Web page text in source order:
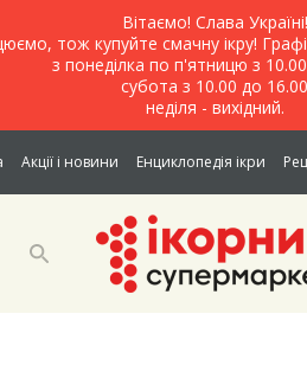
Вітаємо! Слава Україні!
тож купуйте смачну ікру!
з понеділка по п'ятницю з
субота з 10.00 до 16.00
неділя - вихідний.
Акції і новини Енциклопедія ікри